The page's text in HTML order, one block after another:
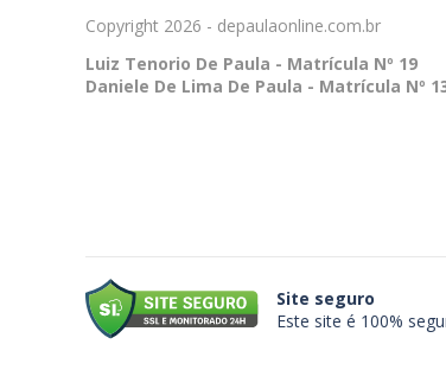
Copyright 2026 - depaulaonline.com.br
Luiz Tenorio De Paula - Matrícula Nº 19
Daniele De Lima De Paula - Matrícula Nº
Site seguro
Este site é 100%